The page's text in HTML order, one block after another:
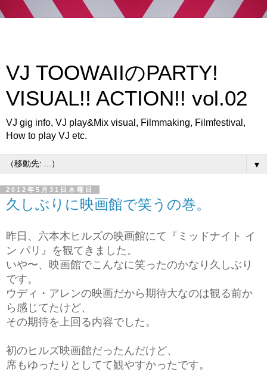
VJ TOOWAIIのPARTY!
VISUAL!! ACTION!! vol.02
VJ gig info, VJ play&Mix visual, Filmmaking, Filmfestival,
How to play VJ etc.
▼
2012年5月31日木曜日
久しぶりに映画館で笑うの巻。
昨日、六本木ヒルズの映画館にて『ミッドナイト イ
ン パリ』を観てきました。
いや〜、映画館でこんなに笑ったのかなり久しぶり
です。
ウディ・アレンの映画だから期待大なのは観る前か
ら感じてたけど、
その期待を上回る内容でした。
初のヒルズ映画館だったんだけど、
席もゆったりとしてて観やすかったです。